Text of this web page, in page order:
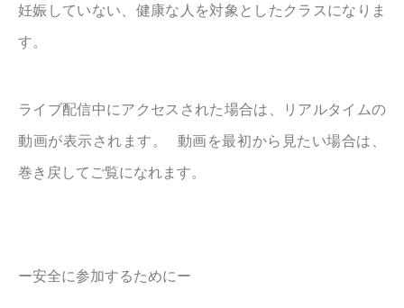
妊娠していない、健康な人を対象としたクラスになりま
す。
ライブ配信中にアクセスされた場合は、リアルタイムの
動画が表示されます。 動画を最初から見たい場合は、
巻き戻してご覧になれます。
ー安全に参加するためにー